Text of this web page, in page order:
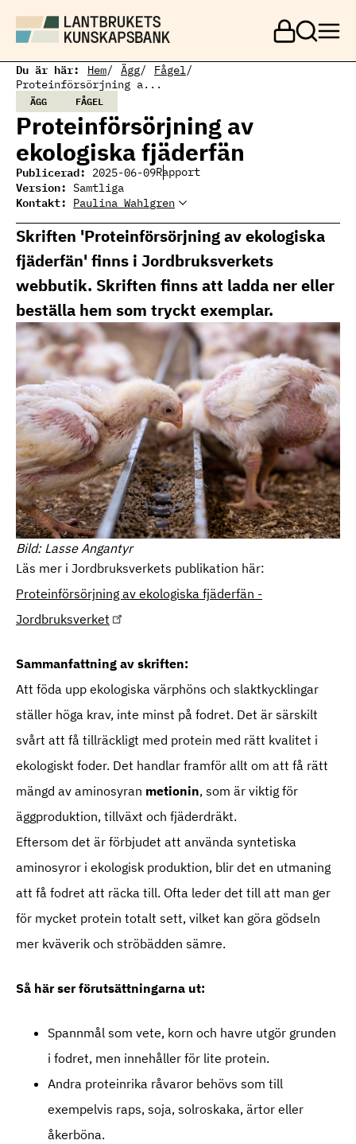
a
Du är här: Hem Ägg
Fågel
Proteinförsörjning a...
ÄGG FÅGEL
Proteinförsörjning av
ekologiska fjäderfän
Publicerad: 2025-06-09Rapport
Version: Samtliga
Kontakt: Paulina Wahlgren
Paulina Wahlgren
Ämnesansvarig fjäderfä
paulina.wahlgren@ri.se
010 251 38 57
fjäderfä
Skriften 'Proteinförsörjning av ekologiska
fjäderfän' finns i Jordbruksverkets
webbutik. Skriften finns att ladda ner eller
beställa hem som tryckt exemplar.
Bild: Lasse Angantyr
Läs mer i Jordbruksverkets publikation här:
Proteinförsörjning av ekologiska fjäderfän -
Jordbruksverket
Sammanfattning av skriften:
Att föda upp ekologiska värphöns och slaktkycklingar
ställer höga krav, inte minst på fodret. Det är särskilt
svårt att få tillräckligt med protein med rätt kvalitet i
ekologiskt foder. Det handlar framför allt om att få rätt
mängd av aminosyran metionin, som är viktig för
äggproduktion, tillväxt och fjäderdräkt.
Eftersom det är förbjudet att använda syntetiska
aminosyror i ekologisk produktion, blir det en utmaning
att få fodret att räcka till. Ofta leder det till att man ger
för mycket protein totalt sett, vilket kan göra gödseln
mer kväverik och ströbädden sämre.
Så här ser förutsättningarna ut:
Spannmål som vete, korn och havre utgör grunden
i fodret, men innehåller för lite protein.
Andra proteinrika råvaror behövs som till
exempelvis raps, soja, solroskaka, ärtor eller
åkerböna.